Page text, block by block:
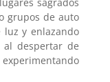
grupos de auto
luz y enlazando
despertar de